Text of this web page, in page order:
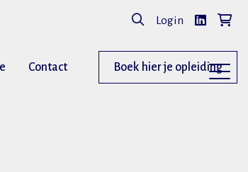
Login
Contact Boek hier je opleiding